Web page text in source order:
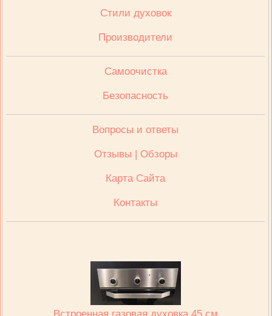
Стили духовок
Производители
Cамоочистка
Безопасность
Вопросы и ответы
Отзывы | Обзоры
Карта Сайта
Контакты